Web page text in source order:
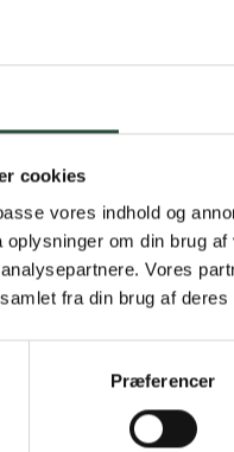
cookies
vores indhold og
om din brug
Vores
fra din brug af deres
Præferencer